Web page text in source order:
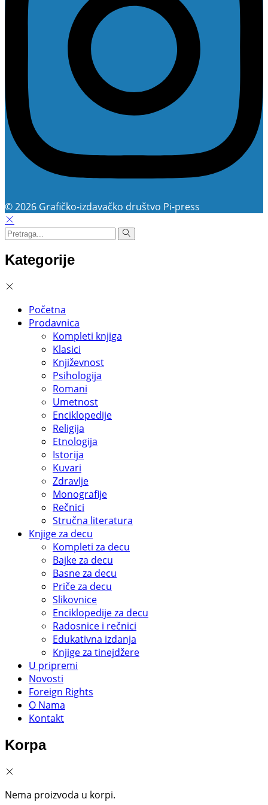
© 2026 Grafičko-izdavačko društvo Pi-press
Kategorije
Početna
Prodavnica
Kompleti knjiga
Klasici
Književnost
Psihologija
Romani
Umetnost
Enciklopedije
Religija
Etnologija
Istorija
Kuvari
Zdravlje
Monografije
Rečnici
Stručna literatura
Knjige za decu
Kompleti za decu
Bajke za decu
Basne za decu
Priče za decu
Slikovnice
Enciklopedije za decu
Radosnice i rečnici
Edukativna izdanja
Knjige za tinejdžere
U pripremi
Novosti
Foreign Rights
O Nama
Kontakt
Korpa
Nema proizvoda u korpi.